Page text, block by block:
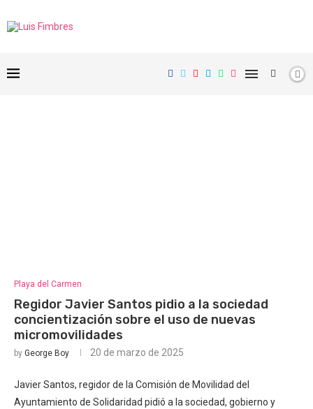
Playa del Carmen
Regidor Javier Santos pidio a la sociedad
concientización sobre el uso de nuevas
micromovilidades
by George Boy 20 de marzo de 2025
Javier Santos, regidor de la Comisión de Movilidad del
Ayuntamiento de Solidaridad pidió a la sociedad, gobierno y